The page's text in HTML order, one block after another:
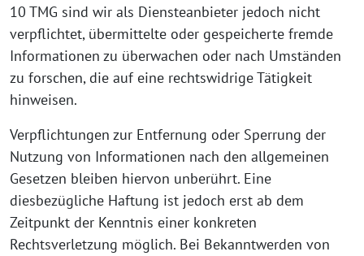
10 TMG sind wir als Diensteanbieter jedoch nicht
verpflichtet, übermittelte oder gespeicherte fremde
Informationen zu überwachen oder nach Umständen
zu forschen, die auf eine rechtswidrige Tätigkeit
hinweisen.
Verpflichtungen zur Entfernung oder Sperrung der
Nutzung von Informationen nach den allgemeinen
Gesetzen bleiben hiervon unberührt. Eine
diesbezügliche Haftung ist jedoch erst ab dem
Zeitpunkt der Kenntnis einer konkreten
Rechtsverletzung möglich. Bei Bekanntwerden von